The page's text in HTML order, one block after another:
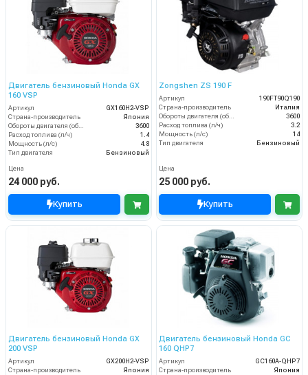
Двигатель бензиновый Honda GX
160 VSP
Артикул
GX160H2-VSP
Страна-производитель
Япония
Обороты двигателя (об/мин)
3600
Расход топлива (л/ч)
1.4
Мощность (л/с)
4.8
Тип двигателя
Бензиновый
Цена
24 000 руб.
Купить
Zongshen ZS 190 F
Артикул
190FT90Q190
Страна-производитель
Италия
Обороты двигателя (об/мин)
3600
Расход топлива (л/ч)
3.2
Мощность (л/с)
14
Тип двигателя
Бензиновый
Цена
25 000 руб.
Купить
Двигатель бензиновый Honda GX
200 VSP
Артикул
GX200H2-VSP
Страна-производитель
Япония
Двигатель бензиновый Honda GC
160 QHP7
Артикул
GC160A-QHP7
Страна-производитель
Япония